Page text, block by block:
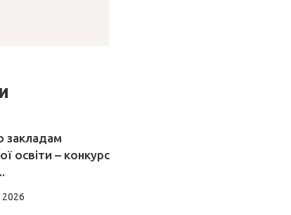
закладам
освіти – конкурс